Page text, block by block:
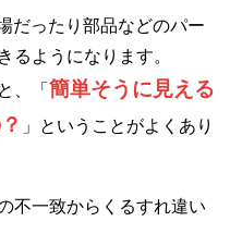
だったり部品などのパー
るようになります。
、「 簡単そうに見える
」ということがよくあり
不一致からくるすれ違い